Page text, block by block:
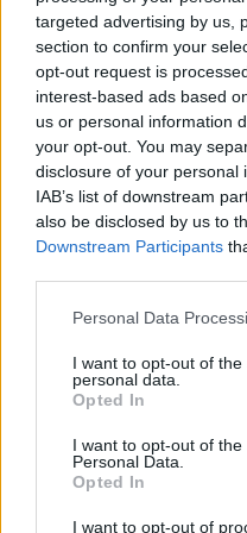
targeted advertising by us,
section to confirm your
opt-out request is
interest-based ads based
us or personal information
your opt-out. You may
disclosure of your personal
IAB’s list of downstream
also be disclosed by us to
Downstream Participants
Personal Data
I want to opt-out of
personal data.
Opted In
I want to opt-out of the
Personal Data.
Opted In
I want to opt-out of
el domingo a las 13:00
[getty:682722664]
Bajas
Roger FedereryAndy
bajas del cuadro en
Madrid ya que decidió
batida y en su
aparece apuntado es
sigue sin estar
y se espera que regrese
aunque ya estaría para